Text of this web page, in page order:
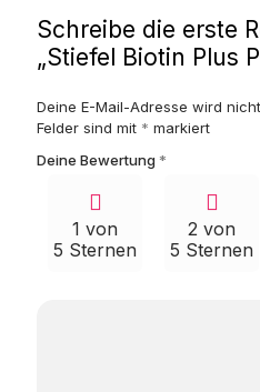
Schreibe die erste
„Stiefel Biotin Plus
Deine E-Mail-Adresse wird
Felder sind mit * markiert
Deine Bewertung *
1 von
5 Sternen
2 von
5 Sternen